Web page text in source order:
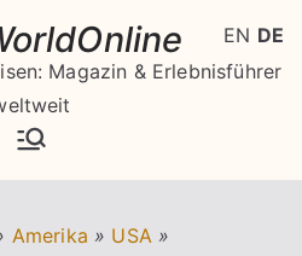
Magazin & Erlebnisführer
Amerika » USA »
EN DE